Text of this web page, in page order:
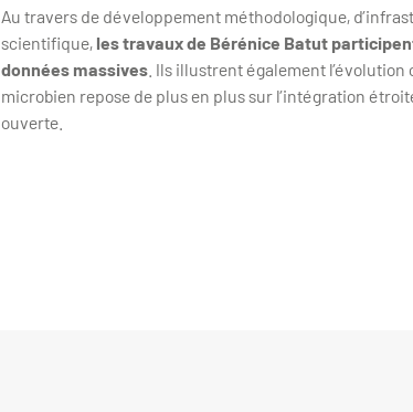
Au travers de développement méthodologique,
scientifique, les travaux de Bérénice Batut
données massives . Ils illustrent également
microbien repose de plus en plus sur l’intégration
ouverte.